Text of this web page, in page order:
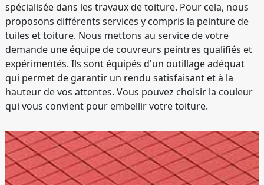
spécialisée dans les travaux de toiture. Pour cela, nous
proposons différents services y compris la peinture de
tuiles et toiture. Nous mettons au service de votre
demande une équipe de couvreurs peintres qualifiés et
expérimentés. Ils sont équipés d'un outillage adéquat
qui permet de garantir un rendu satisfaisant et à la
hauteur de vos attentes. Vous pouvez choisir la couleur
qui vous convient pour embellir votre toiture.